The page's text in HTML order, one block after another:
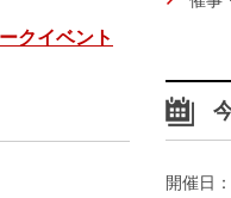
クイベント
開催日：